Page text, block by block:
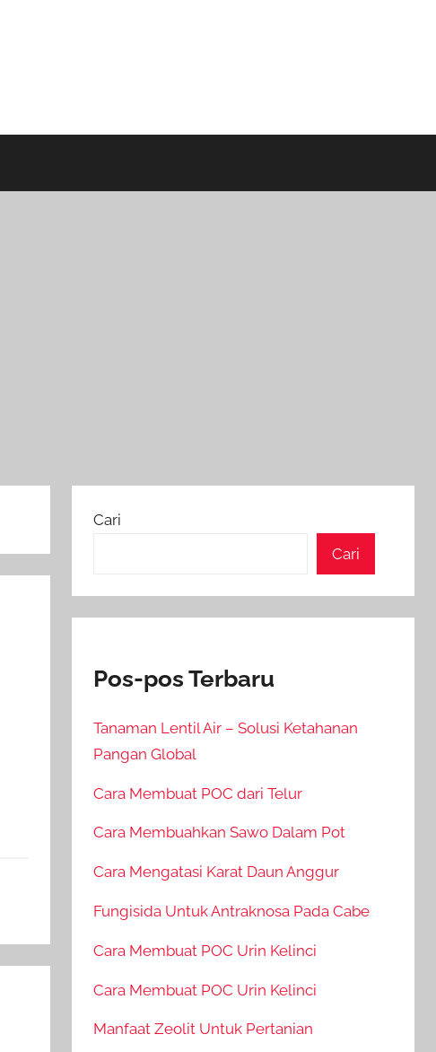
Cari
Cari
Pos-pos Terbaru
Tanaman Lentil Air – Solusi Ketahanan
Pangan Global
Cara Membuat POC dari Telur
Cara Membuahkan Sawo Dalam Pot
Cara Mengatasi Karat Daun Anggur
Fungisida Untuk Antraknosa Pada Cabe
Cara Membuat POC Urin Kelinci
Cara Membuat POC Urin Kelinci
Manfaat Zeolit Untuk Pertanian